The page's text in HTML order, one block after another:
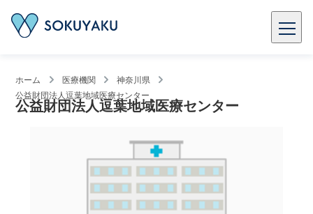
ホーム 医療機関
神奈川県
公益財団法人逗葉地域医療センター
公益財団法人逗葉地域医療センター